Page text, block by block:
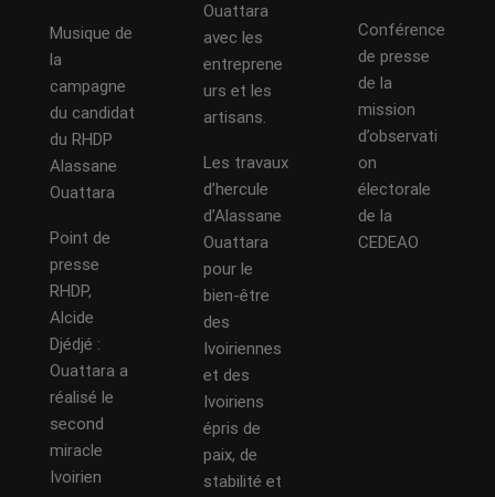
Musique de
la
campagne
du candidat
du RHDP
Alassane
Ouattara
Point de
presse
RHDP,
Alcide
Djédjé :
Ouattara a
réalisé le
second
miracle
Ivoirien
Ouattara
avec les
entreprene
urs et les
artisans.
Les travaux
d’hercule
d’Alassane
Ouattara
pour le
bien-être
des
Ivoiriennes
et des
Ivoiriens
épris de
paix, de
stabilité et
Conférence
de presse
de la
mission
d’observati
on
électorale
de la
CEDEAO